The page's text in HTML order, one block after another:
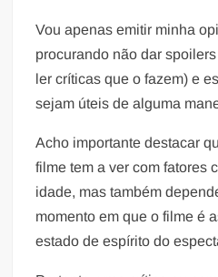
Vou apenas emitir minha
procurando não dar
ler críticas que o fazem) e
sejam úteis de alguma
Acho importante destacar
filme tem a ver com fatores
idade, mas também
momento em que o filme é
estado de espírito do